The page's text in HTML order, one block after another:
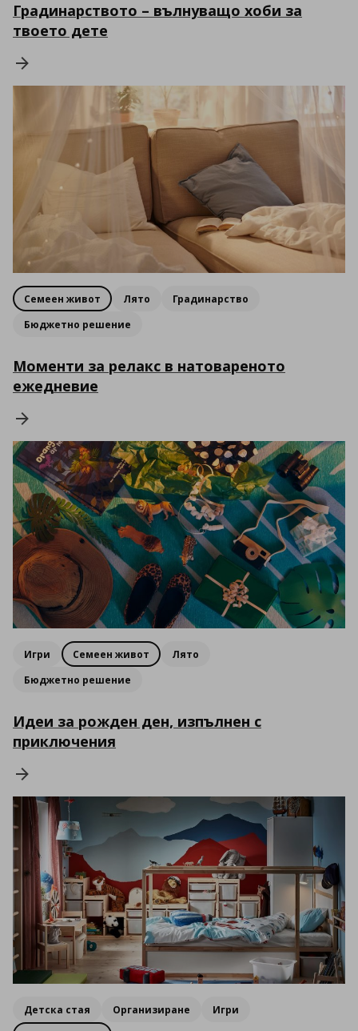
Градинарството – вълнуващо хоби за
твоето дете
Семеен живот Лято
Градинарство
Бюджетно решение
Моменти за релакс в натоваренoто
ежедневие
Игри Семеен живот
Лято
Бюджетно решение
Идеи за рожден ден, изпълнен с
приключения
Детска стая Организиране
Игри